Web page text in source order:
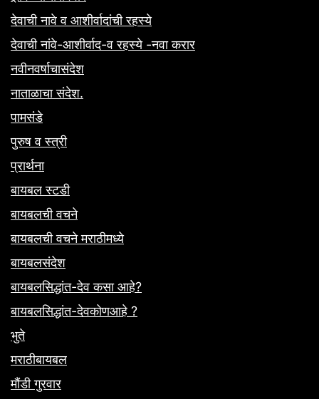
देवाची नावे व आशीर्वादांची रहस्ये
देवाची नांवे-आशीर्वाद-व रहस्ये -नवा करार
नवीनवर्षाचासंदेश
नाताळाचा संदेश.
पामसंडे
पुरुष व स्त्री
प्रार्थना
बायबल स्टडी
बायबलची वचने
बायबलची वचने मराठीमध्ये
बायबलसंदेश
बायबलसिद्धांत-देव कसा आहे?
बायबलसिद्धांत-देवकोणआहे ?
भुते
मराठीबायबल
मौंडी गुरवार